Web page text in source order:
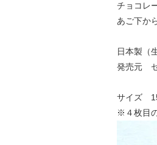
チョコレ
あご下か
日本製（
発売元 セ
サイズ
※４枚目